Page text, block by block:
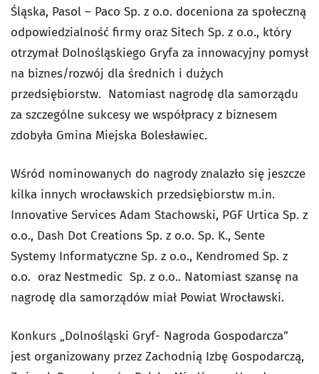
Śląska, Pasol – Paco Sp. z o.o. doceniona za społeczną
odpowiedzialność firmy oraz Sitech Sp. z o.o., który
otrzymał Dolnośląskiego Gryfa za innowacyjny pomysł
na biznes/rozwój dla średnich i dużych
przedsiębiorstw. Natomiast nagrodę dla samorządu
za szczególne sukcesy we współpracy z biznesem
zdobyła Gmina Miejska Bolesławiec.
Wśród nominowanych do nagrody znalazło się jeszcze
kilka innych wrocławskich przedsiębiorstw m.in.
Innovative Services Adam Stachowski, PGF Urtica Sp. z
o.o., Dash Dot Creations Sp. z o.o. Sp. K., Sente
Systemy Informatyczne Sp. z o.o., Kendromed Sp. z
o.o. oraz Nestmedic Sp. z o.o.. Natomiast szansę na
nagrodę dla samorządów miał Powiat Wrocławski.
Konkurs „Dolnośląski Gryf- Nagroda Gospodarcza”
jest organizowany przez Zachodnią Izbę Gospodarczą,